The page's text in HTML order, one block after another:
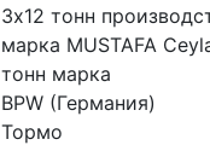
3х12 тонн
марка MUSTAFA
тонн марка
BPW (Германия)
Тормо